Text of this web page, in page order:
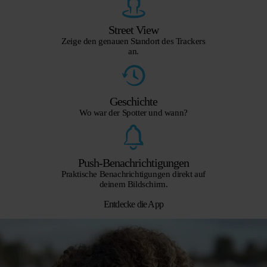
Street View
Zeige den genauen Standort des Trackers
an.
Geschichte
Wo war der Spotter und wann?
Push-Benachrichtigungen
Praktische Benachrichtigungen direkt auf
deinem Bildschirm.
Entdecke die App